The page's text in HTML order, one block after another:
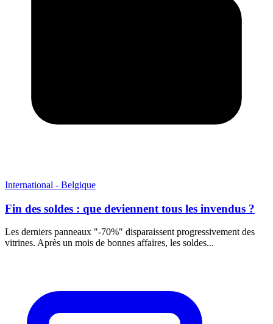
International - Belgique
Fin des soldes : que deviennent tous les invendus ?
Les derniers panneaux "-70%" disparaissent progressivement des
vitrines. Après un mois de bonnes affaires, les soldes...